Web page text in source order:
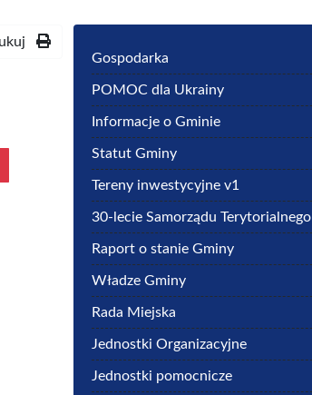
Gospodarka
POMOC dla Ukrainy
Informacje o Gminie
Statut Gminy
Tereny inwestycyjne v1
30-lecie Samorządu Terytorialnego
Raport o stanie Gminy
Władze Gminy
Rada Miejska
Jednostki Organizacyjne
Jednostki pomocnicze